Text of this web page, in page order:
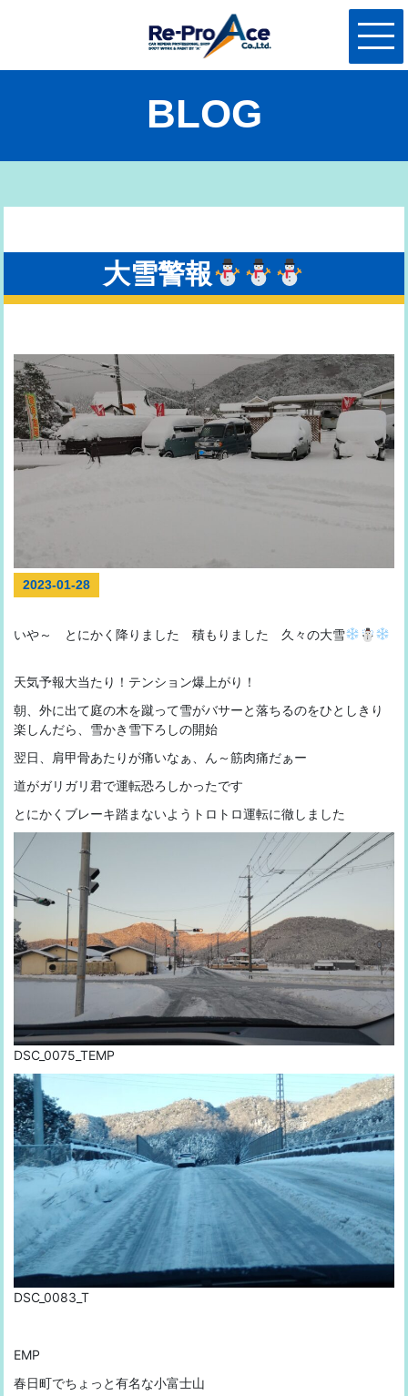
BLOG
大雪警報
2023-01-28
いや～ とにかく降りました 積もりました 久々の大雪 ☃
天気予報大当たり！テンション爆上がり！
朝、外に出て庭の木を蹴って雪がバサーと落ちるのをひとしきり
楽しんだら、雪かき雪下ろしの開始
翌日、肩甲骨あたりが痛いなぁ、ん～筋肉痛だぁー
道がガリガリ君で運転恐ろしかったです
とにかくブレーキ踏まないようトロトロ運転に徹しました
DSC_0075_TEMP
DSC_0083_T
EMP
春日町でちょっと有名な小富士山